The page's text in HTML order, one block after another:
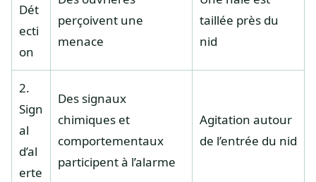
Dét
ecti
on
perçoivent une
menace
taillée près du
nid
2.
Sign
al
d’al
erte
Des signaux
chimiques et
comportementaux
participent à l’alarme
Agitation autour
de l’entrée du nid